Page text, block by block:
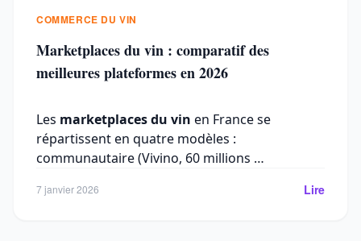
COMMERCE DU VIN
Marketplaces du vin : comparatif des
meilleures plateformes en 2026
Les marketplaces du vin en France se
répartissent en quatre modèles :
communautaire (Vivino, 60 millions …
7 janvier 2026 Lire